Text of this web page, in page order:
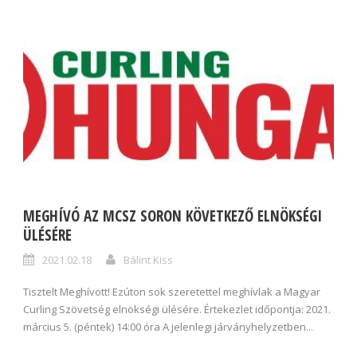
MEGHÍVÓ AZ MCSZ SORON KÖVETKEZŐ ELNÖKSÉGI
ÜLÉSÉRE
2021.02.18 Bálint Kiss
Tisztelt Meghívott! Ezúton sok szeretettel meghívlak a Magyar
Curling Szövetség elnökségi ülésére. Értekezlet időpontja: 2021.
március 5. (péntek) 14:00 óra A jelenlegi járványhelyzetben...